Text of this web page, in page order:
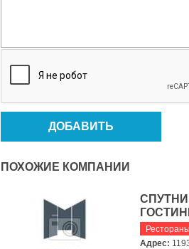
ПОХОЖИЕ КОМПАНИИ
Рестораны
Адрес: